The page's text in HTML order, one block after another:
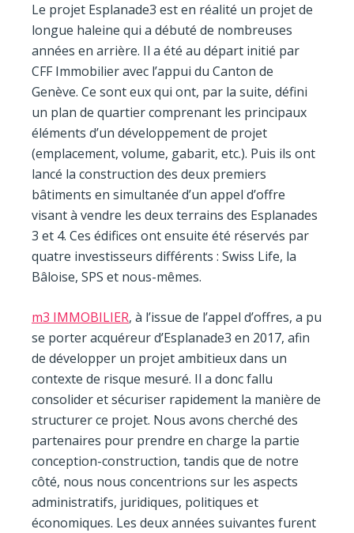
Le projet Esplanade3 est en réalité un projet de
longue haleine qui a débuté de nombreuses
années en arrière. Il a été au départ initié par
CFF Immobilier avec l’appui du Canton de
Genève. Ce sont eux qui ont, par la suite, défini
un plan de quartier comprenant les principaux
éléments d’un développement de projet
(emplacement, volume, gabarit, etc.). Puis ils ont
lancé la construction des deux premiers
bâtiments en simultanée d’un appel d’offre
visant à vendre les deux terrains des Esplanades
3 et 4. Ces édifices ont ensuite été réservés par
quatre investisseurs différents : Swiss Life, la
Bâloise, SPS et nous-mêmes.
m3 IMMOBILIER, à l’issue de l’appel d’offres, a pu
se porter acquéreur d’Esplanade3 en 2017, afin
de développer un projet ambitieux dans un
contexte de risque mesuré. Il a donc fallu
consolider et sécuriser rapidement la manière de
structurer ce projet. Nous avons cherché des
partenaires pour prendre en charge la partie
conception-construction, tandis que de notre
côté, nous nous concentrions sur les aspects
administratifs, juridiques, politiques et
économiques. Les deux années suivantes furent